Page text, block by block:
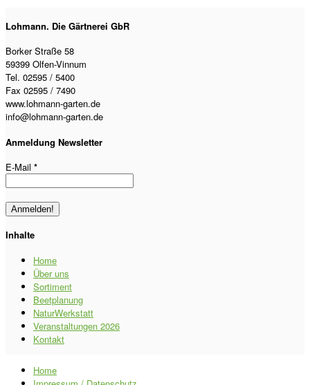
Lohmann. Die Gärtnerei GbR
Borker Straße 58
59399 Olfen-Vinnum
Tel. 02595 / 5400
Fax 02595 / 7490
www.lohmann-garten.de
info@lohmann-garten.de
Anmeldung Newsletter
E-Mail *
Inhalte
Home
Über uns
Sortiment
Beetplanung
NaturWerkstatt
Veranstaltungen 2026
Kontakt
Home